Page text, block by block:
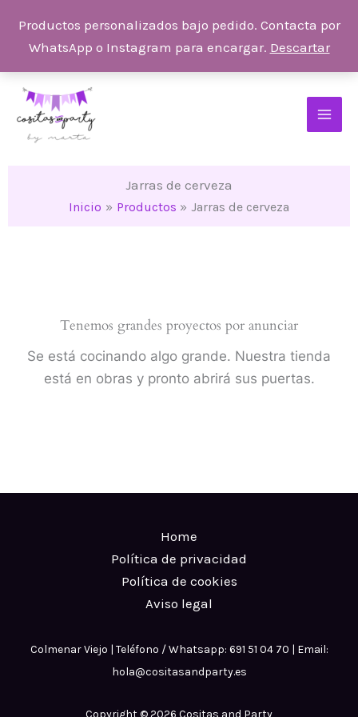
Productos personalizados bajo pedido. Contacta por
WhatsApp o Instagram para encargar. Descartar
contenido
Jarras de cerveza
Inicio Productos Jarras de cerveza
Tenemos grandes proyectos por anunciar
Se está cocinando algo grande. Nuestra tienda
está en obras y pronto abrirá sus puertas.
Home
Política de privacidad
Política de cookies
Aviso legal
Colmenar Viejo | Teléfono / Whatsapp: 691 51 04 70 | Email:
hola@cositasandparty.es
Copyright © 2026 Cositas and Party